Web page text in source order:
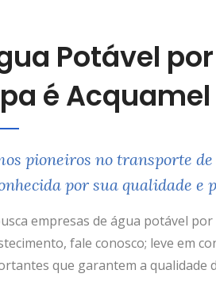
Potável
é Acquamel
pioneiros no transporte
por sua qualidade e
empresas de água potável
fale conosco; leve em
que garantem a qualidade